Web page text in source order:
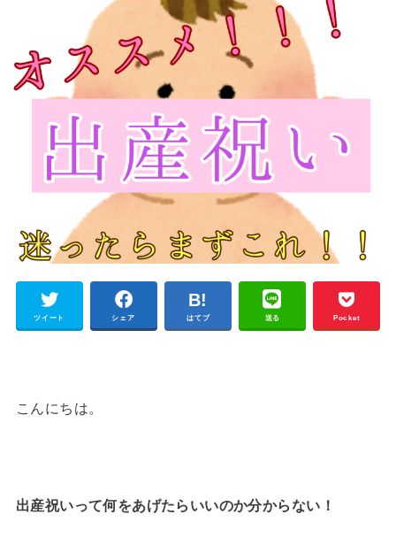
ツイート シェア はてブ 送る Pocket
こんにちは。
出産祝いって何をあげたらいいのか分からない！